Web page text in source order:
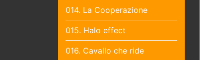
014. La Cooperazione
015. Halo effect
016. Cavallo che ride